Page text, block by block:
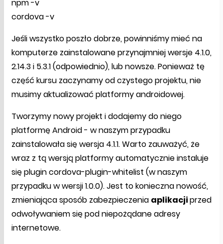
npm -v
cordova -v
Jeśli wszystko poszło dobrze, powinniśmy mieć na
komputerze zainstalowane przynajmniej wersje 4.1.0,
2.14.3 i 5.3.1 (odpowiednio), lub nowsze. Ponieważ tę
część kursu zaczynamy od czystego projektu, nie
musimy aktualizować platformy androidowej.
Tworzymy nowy projekt i dodajemy do niego
platformę Android - w naszym przypadku
zainstalowała się wersja 4.1.1. Warto zauważyć, że
wraz z tą wersją platformy automatycznie instaluje
się plugin cordova-plugin-whitelist (w naszym
przypadku w wersji 1.0.0). Jest to konieczna nowość,
zmieniająca sposób zabezpieczenia aplikacjiprzed
odwoływaniem się pod niepożądane adresy
internetowe.